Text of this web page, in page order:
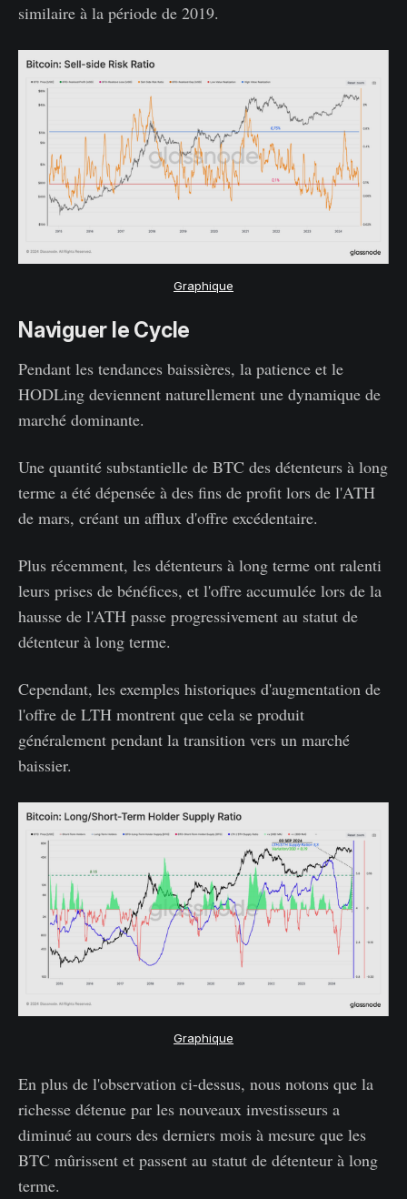
similaire à la période de 2019.
Graphique
Naviguer le Cycle
Pendant les tendances baissières, la patience et le
HODLing deviennent naturellement une dynamique de
marché dominante.
Une quantité substantielle de BTC des détenteurs à long
terme a été dépensée à des fins de profit lors de l'ATH
de mars, créant un afflux d'offre excédentaire.
Plus récemment, les détenteurs à long terme ont ralenti
leurs prises de bénéfices, et l'offre accumulée lors de la
hausse de l'ATH passe progressivement au statut de
détenteur à long terme.
Cependant, les exemples historiques d'augmentation de
l'offre de LTH montrent que cela se produit
généralement pendant la transition vers un marché
baissier.
Graphique
En plus de l'observation ci-dessus, nous notons que la
richesse détenue par les nouveaux investisseurs a
diminué au cours des derniers mois à mesure que les
BTC mûrissent et passent au statut de détenteur à long
terme.